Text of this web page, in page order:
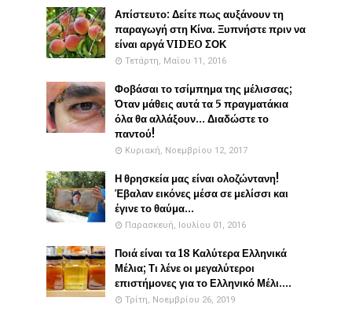
Απίστευτο: Δείτε πως αυξάνουν τη
παραγωγή στη Κίνα. Ξυπνήστε πριν να
είναι αργά VIDEO ΣΟΚ
Τετάρτη, Μαΐου 11, 2016
Φοβάσαι το τσίμπημα της μέλισσας;
Όταν μάθεις αυτά τα 5 πραγματάκια
όλα θα αλλάξουν... Διαδώστε το
παντού!
Κυριακή, Νοεμβρίου 12, 2017
Η θρησκεία μας είναι ολοζώντανη!
Έβαλαν εικόνες μέσα σε μελίσσι και
έγινε το θαύμα...
Παρασκευή, Ιουλίου 01, 2016
Ποιά είναι τα 18 Καλύτερα Ελληνικά
Μέλια; Τι λένε οι μεγαλύτεροι
επιστήμονες για το Ελληνικό Μέλι....
Τρίτη, Νοεμβρίου 26, 2019